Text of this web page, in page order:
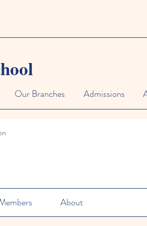
Our Branches Admissions
About